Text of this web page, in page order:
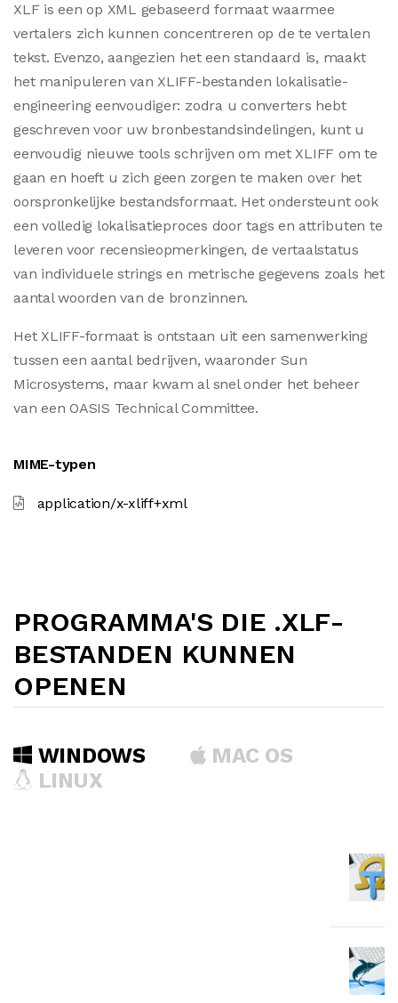
XLF is een op XML gebaseerd formaat waarmee
vertalers zich kunnen concentreren op de te vertalen
tekst. Evenzo, aangezien het een standaard is, maakt
het manipuleren van XLIFF-bestanden lokalisatie-
engineering eenvoudiger: zodra u converters hebt
geschreven voor uw bronbestandsindelingen, kunt u
eenvoudig nieuwe tools schrijven om met XLIFF om te
gaan en hoeft u zich geen zorgen te maken over het
oorspronkelijke bestandsformaat. Het ondersteunt ook
een volledig lokalisatieproces door tags en attributen te
leveren voor recensieopmerkingen, de vertaalstatus
van individuele strings en metrische gegevens zoals het
aantal woorden van de bronzinnen.
Het XLIFF-formaat is ontstaan uit een samenwerking
tussen een aantal bedrijven, waaronder Sun
Microsystems, maar kwam al snel onder het beheer
van een OASIS Technical Committee.
MIME-typen
application/x-xliff+xml
PROGRAMMA'S DIE .XLF-
BESTANDEN KUNNEN
OPENEN
WINDOWS
MAC OS
LINUX